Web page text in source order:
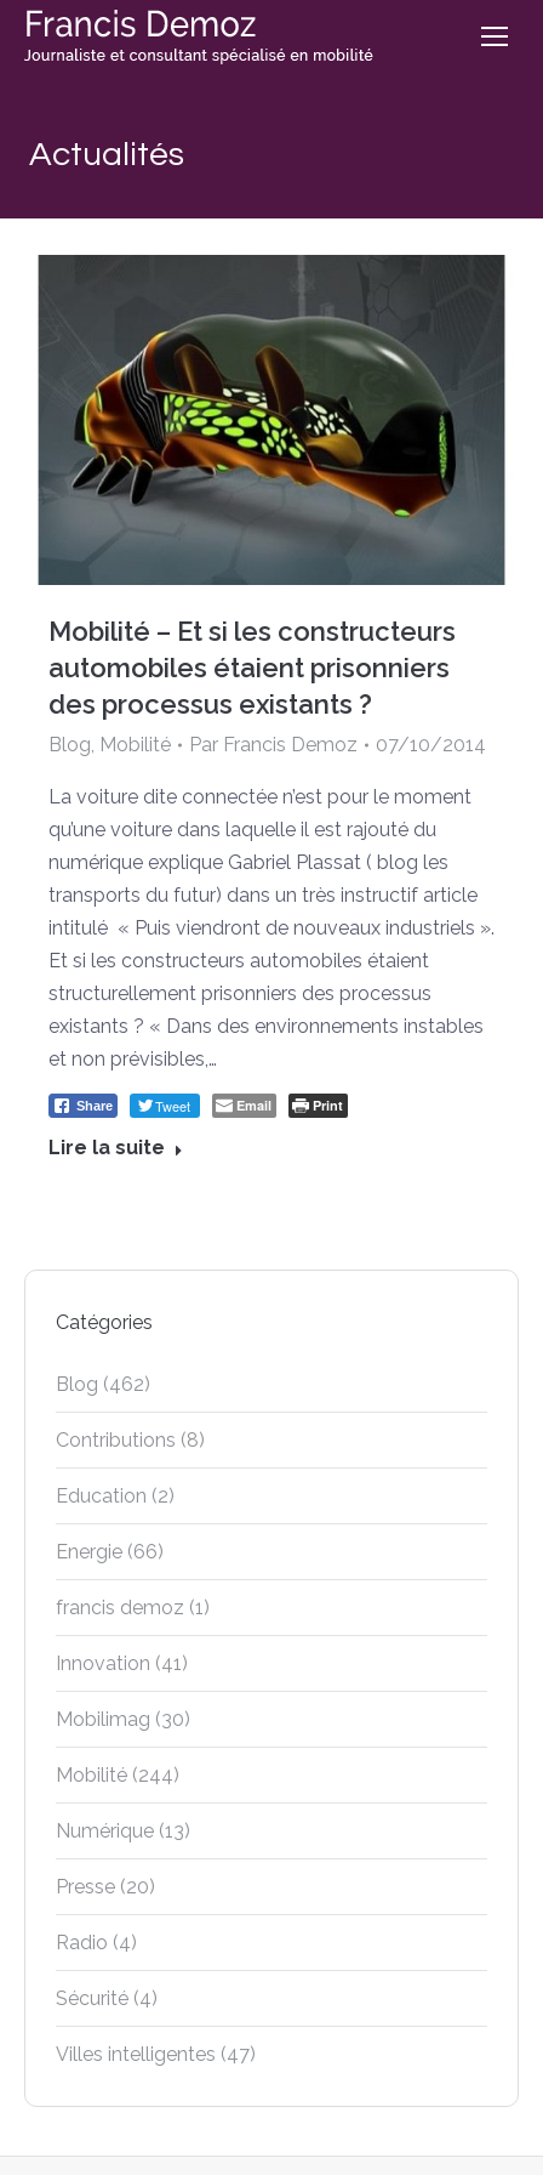
Mobilité – Et si les constructeurs
automobiles étaient prisonniers
des processus existants ?
Blog Mobilité Par Francis Demoz 07/10/2014
La voiture dite connectée n’est pour le moment
qu’une voiture dans laquelle il est rajouté du
numérique explique Gabriel Plassat ( blog les
transports du futur) dans un très instructif article
intitulé « Puis viendront de nouveaux industriels ».
Et si les constructeurs automobiles étaient
structurellement prisonniers des processus
existants ? « Dans des environnements instables
et non prévisibles,…
Share Tweet Email Print
Lire la suite
Catégories
Blog (462)
Contributions (8)
Education (2)
Energie (66)
francis demoz (1)
Innovation (41)
Mobilimag (30)
Mobilité (244)
Numérique (13)
Presse (20)
Radio (4)
Sécurité (4)
Villes intelligentes (47)